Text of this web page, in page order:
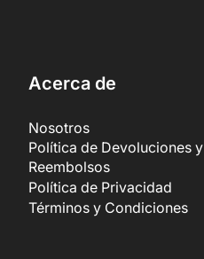
Acerca de
Nosotros
Política de Devoluciones y
Reembolsos
Política de Privacidad
Términos y Condiciones